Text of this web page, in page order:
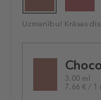
Uzmanību! Krāsas
variation
3.00 ml
7,66 € / 1